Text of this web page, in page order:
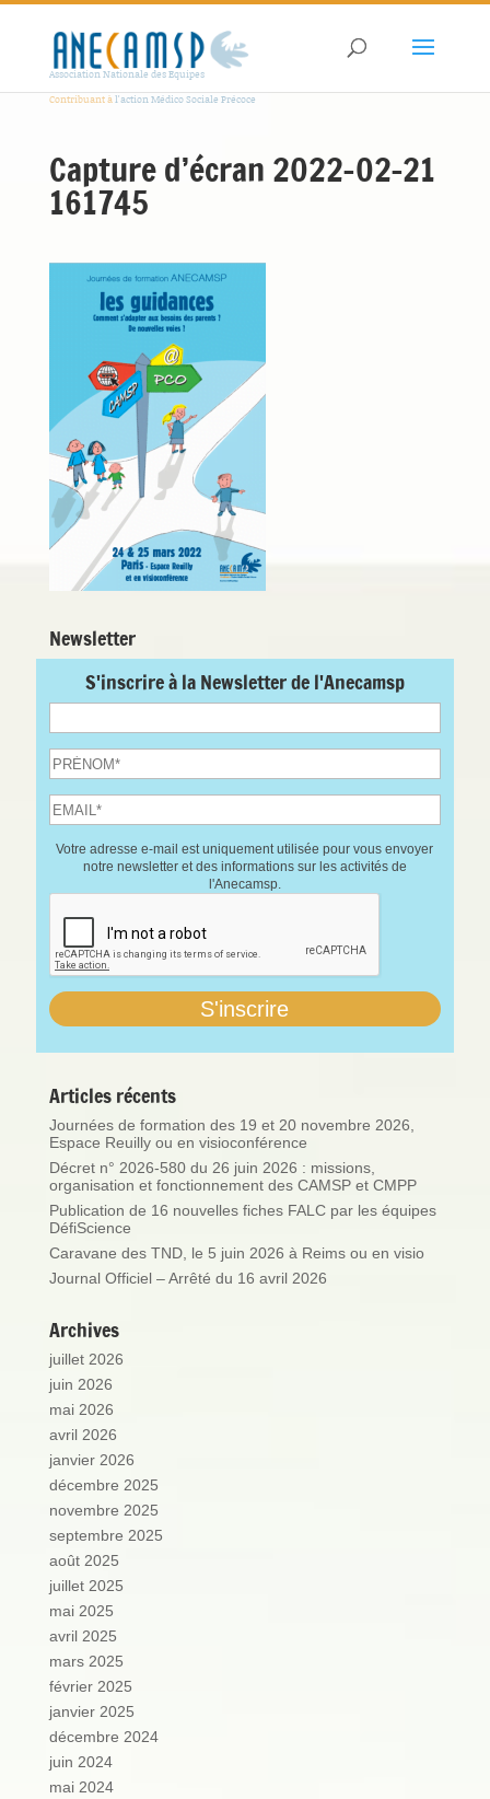
Association Nationale des Equipes
Contribuant àl'action Médico Sociale Précoce
Capture d’écran 2022-02-21
161745
Newsletter
S'inscrire à la Newsletter de l'Anecamsp
Votre adresse e-mail est uniquement utilisée pour vous envoyer
notre newsletter et des informations sur les activités de
l'Anecamsp.
Articles récents
Journées de formation des 19 et 20 novembre 2026,
Espace Reuilly ou en visioconférence
Décret n° 2026-580 du 26 juin 2026 : missions,
organisation et fonctionnement des CAMSP et CMPP
Publication de 16 nouvelles fiches FALC par les équipes
DéfiScience
Caravane des TND, le 5 juin 2026 à Reims ou en visio
Journal Officiel – Arrêté du 16 avril 2026
Archives
juillet 2026
juin 2026
mai 2026
avril 2026
janvier 2026
décembre 2025
novembre 2025
septembre 2025
août 2025
juillet 2025
mai 2025
avril 2025
mars 2025
février 2025
janvier 2025
décembre 2024
juin 2024
mai 2024